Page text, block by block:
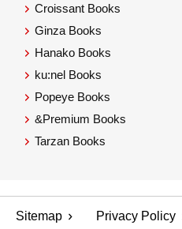
Croissant Books
Ginza Books
Hanako Books
ku:nel Books
Popeye Books
&Premium Books
Tarzan Books
Sitemap Privacy Policy